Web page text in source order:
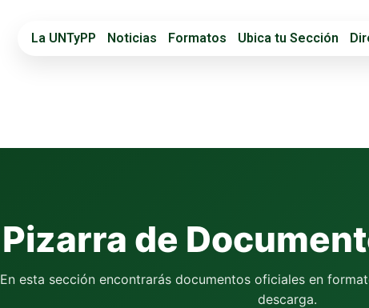
La UNTyPP Noticias Formatos Ubica tu Sección
Pizarra de
En esta sección encontrarás documentos oficiales en
descarga.